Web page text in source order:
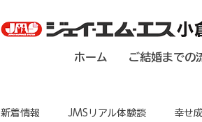
ホーム ご結婚までの
新着情報 JMSリアル体験談 幸せ